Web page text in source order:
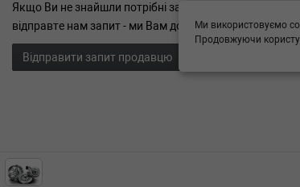
Якщо Ви не знайшли потрібні запчастини, або Вам
відправте нам запит - ми Вам допоможемо
Відправити запит продавцю
Ми використовуємо
Продовжуючи